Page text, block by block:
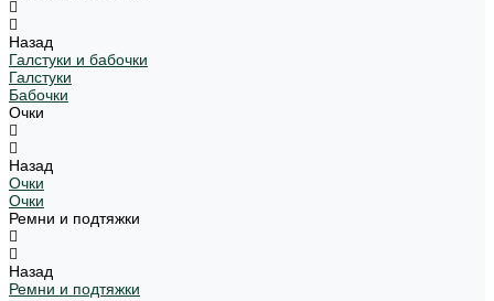
Назад
Галстуки и бабочки
Галстуки
Бабочки
Очки
Назад
Очки
Очки
Ремни и подтяжки
Назад
Ремни и подтяжки